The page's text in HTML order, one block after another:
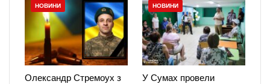
НОВИНИ
Олександр Стремоух з
НОВИНИ
У Сумах провели